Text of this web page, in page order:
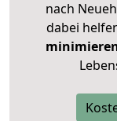
nach
dabei